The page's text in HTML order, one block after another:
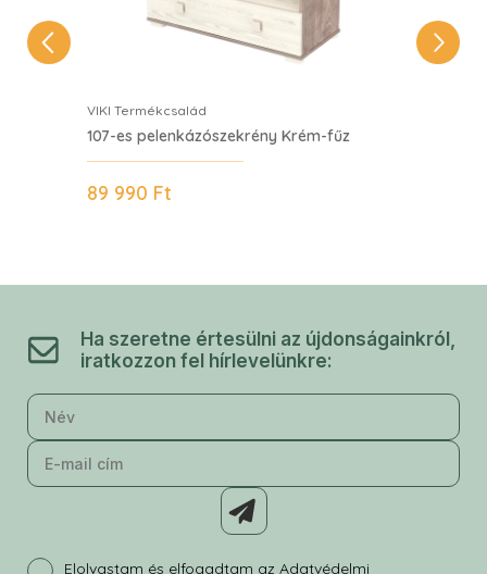
VIKI
VIKI Termékcsalád
107-es pelenkázószekrény Krém-fűz
89 990 Ft
Ha szeretne értesülni az újdonságainkról,
iratkozzon fel hírlevelünkre:
Elolvastam és elfogadtam az Adatvédelmi